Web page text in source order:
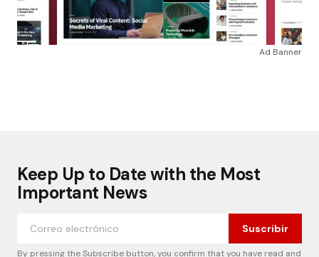
Ad Banner
Keep Up to Date with the Most
Important News
Suscribir
By pressing the Subscribe button, you confirm that you have read and